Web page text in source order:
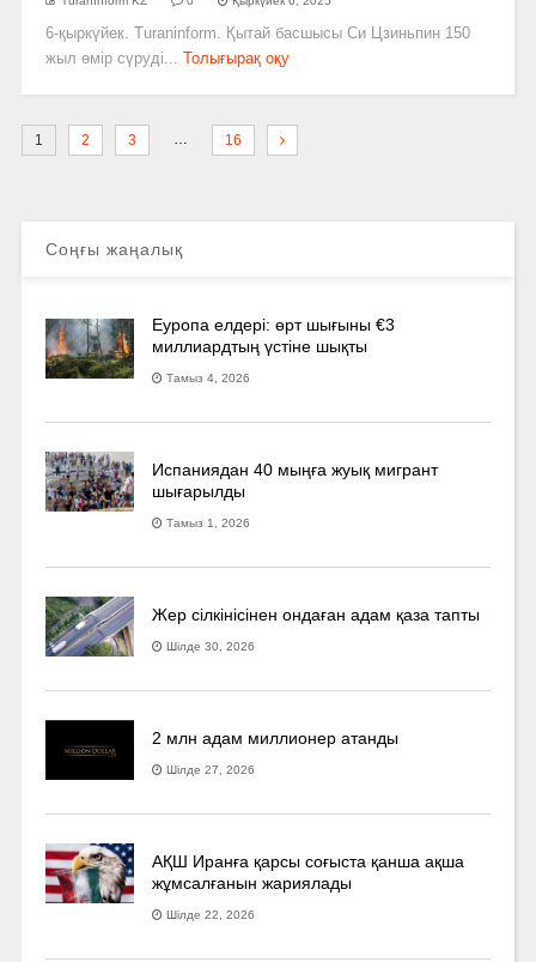
6-қыркүйек. Turaninform. Қытай басшысы Си Цзиньпин 150
жыл өмір сүруді...
Толығырақ оқу
1 2 3 16
Соңғы жаңалық
Еуропа елдері: өрт шығыны €3
миллиардтың үстіне шықты
Тамыз 4, 2026
Испаниядан 40 мыңға жуық мигрант
шығарылды
Тамыз 1, 2026
Жер сілкінісінен ондаған адам қаза тапты
Шілде 30, 2026
2 млн адам миллионер атанды
Шілде 27, 2026
АҚШ Иранға қарсы соғыста қанша ақша
жұмсалғанын жариялады
Шілде 22, 2026